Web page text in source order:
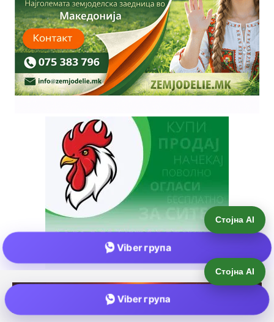
Стојна AI
Viber група